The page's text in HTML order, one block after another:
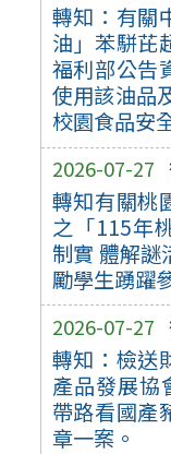
轉知：有關
油」苯駢芘
福利部公告
使用該油品
校園食品安
2026-07-27
轉知有關桃
之「115年
制實 體解謎
勵學生踴躍
2026-07-27
轉知：檢送
產品發展協
帶路看國產
章一案。